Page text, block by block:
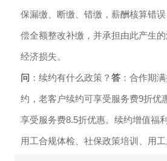
保漏缴、断缴、错缴，薪酬核算错
偿全额整改补缴，并承担由此产生
经济损失。
问 ：续约有什么政策？ 答 ：合作期
约，老客户续约可享受服务费9折优
享受服务费8.5折优惠。续约增值福
用工合规体检、社保政策培训、用工